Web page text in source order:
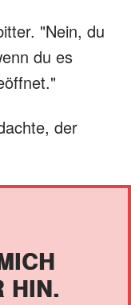
"Nein, du
du es
der
HIN.